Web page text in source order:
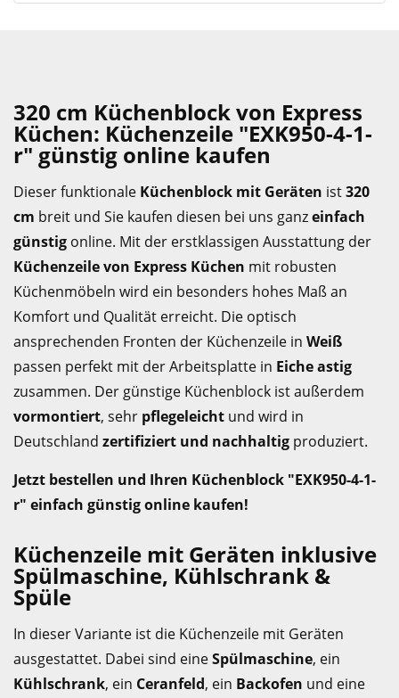
320 cm Küchenblock von Express
Küchen: Küchenzeile "EXK950-4-1-
r" günstig online kaufen
Dieser funktionale Küchenblock mit Geräten ist320
cm breit und Sie kaufen diesen bei uns ganzeinfach
günstig online. Mit der erstklassigen Ausstattung der
Küchenzeile von Express Küchen mit robusten
Küchenmöbeln wird ein besonders hohes Maß an
Komfort und Qualität erreicht. Die optisch
ansprechenden Fronten der Küchenzeile in Weiß
passen perfekt mit der Arbeitsplatte in Eiche astig
zusammen. Der günstige Küchenblock ist außerdem
vormontiert, sehr pflegeleicht und wird in
Deutschland zertifiziert und nachhaltig produziert.
Jetzt bestellen und Ihren Küchenblock "EXK950-4-1-
r" einfach günstig online kaufen!
Küchenzeile mit Geräten inklusive
Spülmaschine, Kühlschrank &
Spüle
In dieser Variante ist die Küchenzeile mit Geräten
ausgestattet. Dabei sind eineSpülmaschine, ein
Kühlschrank, ein Ceranfeld, ein Backofen und eine